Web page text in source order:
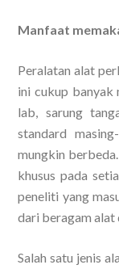
Manfaat
Peralatan alat
ini cukup banyak
lab, sarung
standard
mungkin
khusus pada
peneliti yang
dari beragam alat
Salah satu jenis